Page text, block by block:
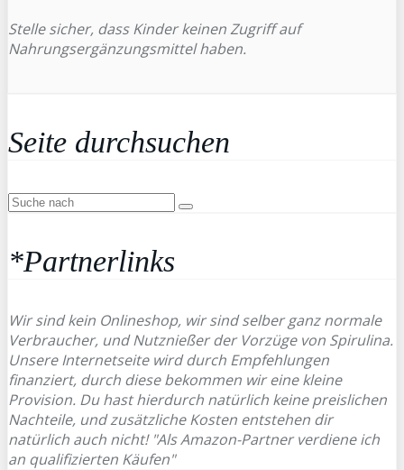
Stelle sicher, dass Kinder keinen Zugriff auf
Nahrungsergänzungsmittel haben.
Seite durchsuchen
*Partnerlinks
Wir sind kein Onlineshop, wir sind selber ganz normale
Verbraucher, und Nutznießer der Vorzüge von Spirulina.
Unsere Internetseite wird durch Empfehlungen
finanziert, durch diese bekommen wir eine kleine
Provision. Du hast hierdurch natürlich keine preislichen
Nachteile, und zusätzliche Kosten entstehen dir
natürlich auch nicht! "Als Amazon-Partner verdiene ich
an qualifizierten Käufen"